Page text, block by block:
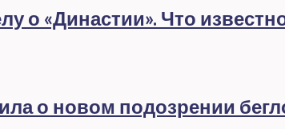
о «Династии». Что
о новом подозрении